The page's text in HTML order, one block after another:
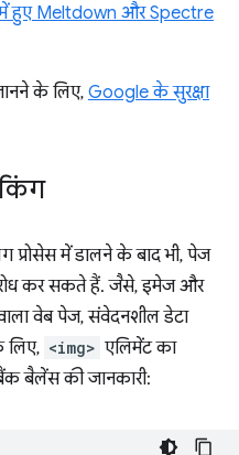
में हुए Meltdown और Spectre
के लिए, Google के सुरक्षा
में डालने के बाद भी, पेज
कर सकते हैं. जैसे, इमेज और
वेब पेज, संवेदनशील डेटा
लिए, <img> एलिमेंट का
बैलेंस की जानकारी: